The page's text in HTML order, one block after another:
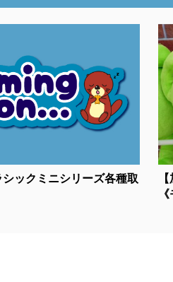
シックミニシリーズ各種取